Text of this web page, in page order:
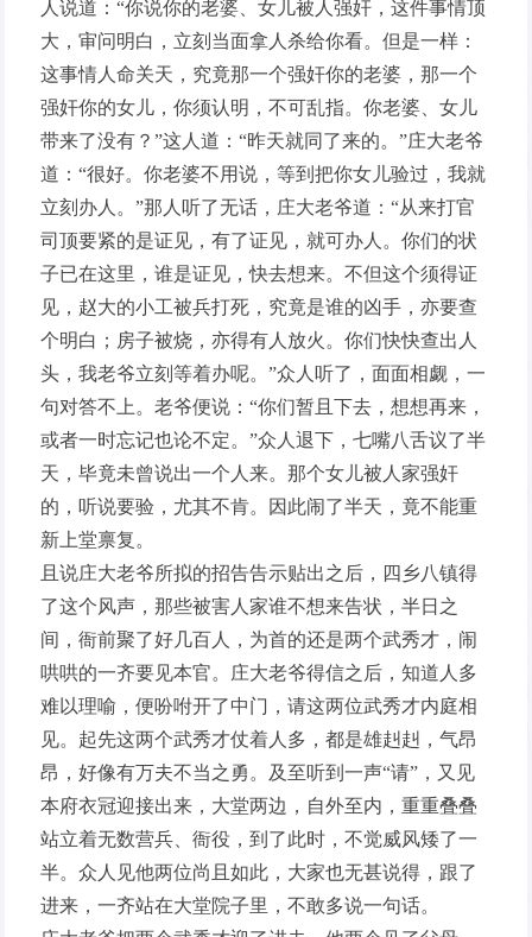
人说道：“你说你的老婆、女儿被人强奸，这件事情顶
大，审问明白，立刻当面拿人杀给你看。但是一样：
这事情人命关天，究竟那一个强奸你的老婆，那一个
强奸你的女儿，你须认明，不可乱指。你老婆、女儿
带来了没有？”这人道：“昨天就同了来的。”庄大老爷
道：“很好。你老婆不用说，等到把你女儿验过，我就
立刻办人。”那人听了无话，庄大老爷道：“从来打官
司顶要紧的是证见，有了证见，就可办人。你们的状
子已在这里，谁是证见，快去想来。不但这个须得证
见，赵大的小工被兵打死，究竟是谁的凶手，亦要查
个明白；房子被烧，亦得有人放火。你们快快查出人
头，我老爷立刻等着办呢。”众人听了，面面相觑，一
句对答不上。老爷便说：“你们暂且下去，想想再来，
或者一时忘记也论不定。”众人退下，七嘴八舌议了半
天，毕竟未曾说出一个人来。那个女儿被人家强奸
的，听说要验，尤其不肯。因此闹了半天，竟不能重
新上堂禀复。
且说庄大老爷所拟的招告告示贴出之后，四乡八镇得
了这个风声，那些被害人家谁不想来告状，半日之
间，衙前聚了好几百人，为首的还是两个武秀才，闹
哄哄的一齐要见本官。庄大老爷得信之后，知道人多
难以理喻，便吩咐开了中门，请这两位武秀才内庭相
见。起先这两个武秀才仗着人多，都是雄赳赳，气昂
昂，好像有万夫不当之勇。及至听到一声“请”，又见
本府衣冠迎接出来，大堂两边，自外至内，重重叠叠
站立着无数营兵、衙役，到了此时，不觉威风矮了一
半。众人见他两位尚且如此，大家也无甚说得，跟了
进来，一齐站在大堂院子里，不敢多说一句话。